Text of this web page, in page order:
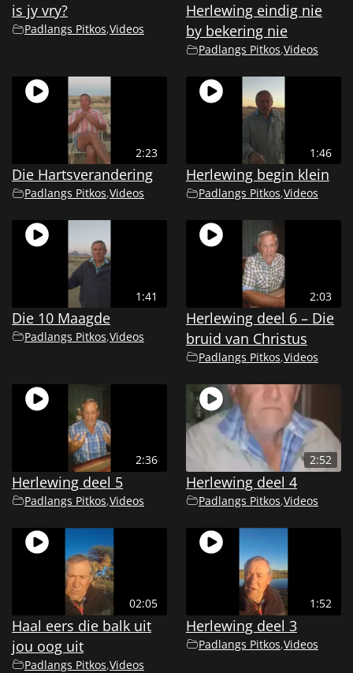
is jy vry?
Padlangs Pitkos,Videos
Herlewing eindig nie
by bekering nie
Padlangs Pitkos,Videos
2:23
Die Hartsverandering
Padlangs Pitkos,Videos
1:46
Herlewing begin klein
Padlangs Pitkos,Videos
1:41
Die 10 Maagde
Padlangs Pitkos,Videos
2:03
Herlewing deel 6 – Die
bruid van Christus
Padlangs Pitkos,Videos
2:36
Herlewing deel 5
Padlangs Pitkos,Videos
2:52
Herlewing deel 4
Padlangs Pitkos,Videos
02:05
Haal eers die balk uit
jou oog uit
Padlangs Pitkos,Videos
1:52
Herlewing deel 3
Padlangs Pitkos,Videos